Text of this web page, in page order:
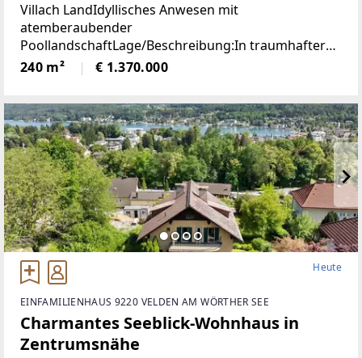
Villach LandIdyllisches Anwesen mit
atemberaubender
PoollandschaftLage/Beschreibung:In traumhafter
Lage von Feffernitz präsentiert sich dieses
außergewöhnliche Anwesen als wahres Refugium
240 m² € 1.370.000
Heute
EINFAMILIENHAUS 9220 VELDEN AM WÖRTHER SEE
Charmantes Seeblick-Wohnhaus in
Zentrumsnähe